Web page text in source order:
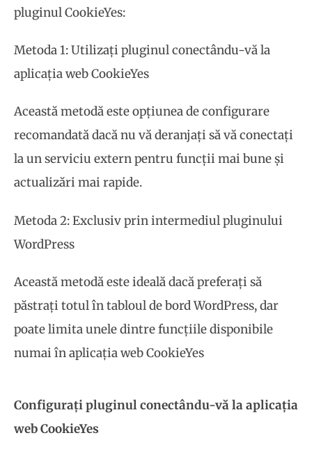
pluginul CookieYes:
Metoda 1: Utilizați pluginul conectându-vă la
aplicația web CookieYes
Această metodă este opțiunea de configurare
recomandată dacă nu vă deranjați să vă conectați
la un serviciu extern pentru funcții mai bune și
actualizări mai rapide.
Metoda 2: Exclusiv prin intermediul pluginului
WordPress
Această metodă este ideală dacă preferați să
păstrați totul în tabloul de bord WordPress, dar
poate limita unele dintre funcțiile disponibile
numai în aplicația web CookieYes
Configurați pluginul conectându-vă la aplicația
web CookieYes